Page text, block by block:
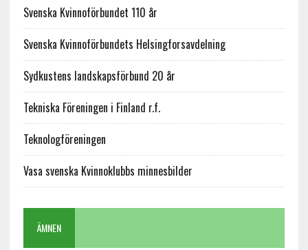
Svenska Kvinnoförbundet 110 år
Svenska Kvinnoförbundets Helsingforsavdelning
Sydkustens landskapsförbund 20 år
Tekniska Föreningen i Finland r.f.
Teknologföreningen
Vasa svenska Kvinnoklubbs minnesbilder
ÄMNEN